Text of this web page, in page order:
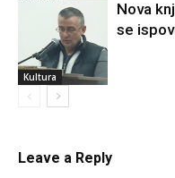
Kultura
Nova
se
Leave a Reply